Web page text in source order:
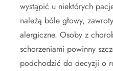
wystąpić u niektórych
należą bóle głowy,
alergiczne. Osoby z
schorzeniami powinny
podchodzić do decyzji o